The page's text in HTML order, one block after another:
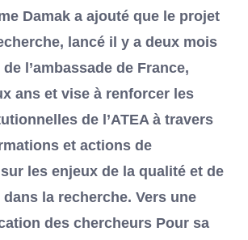
Damak a ajouté que le projet
lancé il y a deux mois
l’ambassade de France,
ans et vise à renforcer les
de l’ATEA à travers
et actions de
les enjeux de la qualité et de
dans la recherche. Vers une
des chercheurs Pour sa